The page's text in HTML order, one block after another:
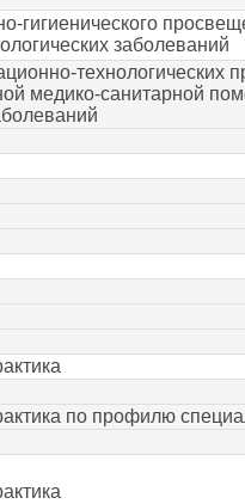
гигиенического
заболеваний
технологических
медико-санитарной
по профилю